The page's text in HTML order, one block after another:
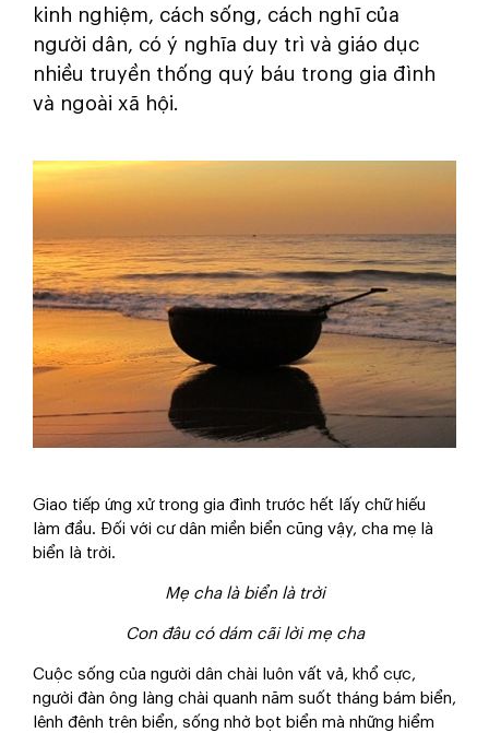
kinh nghiệm, cách sống, cách nghĩ của
người dân, có ý nghĩa duy trì và giáo dục
nhiều truyền thống quý báu trong gia đình
và ngoài xã hội.
Giao tiếp ứng xử trong gia đình trước hết lấy chữ hiếu
làm đầu. Đối với cư dân miền biển cũng vậy, cha mẹ là
biển là trời.
Mẹ cha là biển là trời
Con đâu có dám cãi lời mẹ cha
Cuộc sống của người dân chài luôn vất vả, khổ cực,
người đàn ông làng chài quanh năm suốt tháng bám biển,
lênh đênh trên biển, sống nhờ bọt biển mà những hiểm